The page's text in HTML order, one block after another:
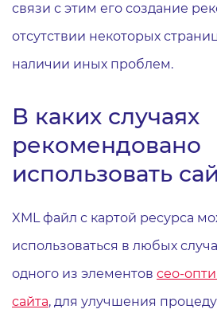
связи с этим его создание
отсутствии некоторых
наличии иных проблем.
В каких случаях
рекомендовано
использовать
XML файл с картой ресурса
использоваться в любых
одного из элементов сео-
сайта, для улучшения